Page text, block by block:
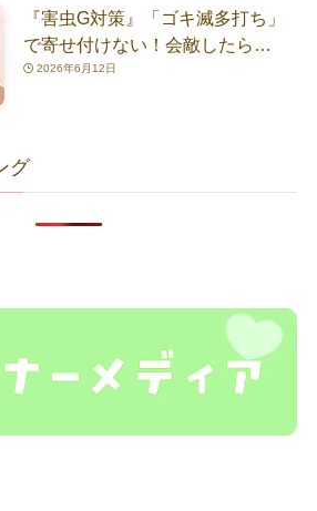
『害虫G対策』「ゴキ滅多打ち」
で寄せ付けない！会敵したら…
2026年6月12日
グ